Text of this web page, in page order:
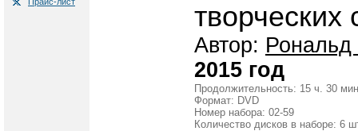
творческих
Автор: Рональд
2015 год
Продолжительность: 15 ч. 30
Формат: DVD
Номер набора: 02-59
Количество дисков в наборе: 6